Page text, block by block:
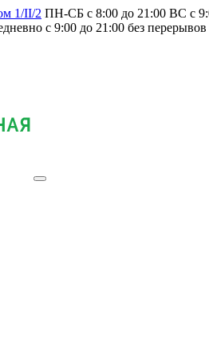
1/II/2 ПН-СБ с 8:00 до 21:00 ВС с
с 9:00 до 21:00 без